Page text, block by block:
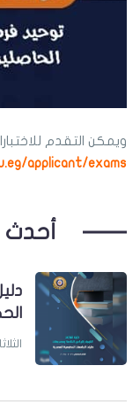
ويمكن التقدم
applicant/exams
أحدث
الثلاثاء - 4 ,